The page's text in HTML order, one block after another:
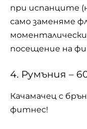
при испанците
само заменяме
посещение на
4. Румъния –
Качамачец с
фитнес!